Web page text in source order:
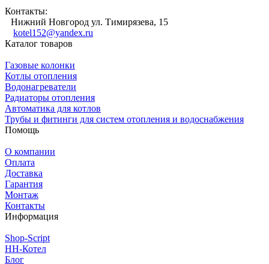
Контакты:
Нижний Новгород ул. Тимирязева, 15
kotel152@yandex.ru
Каталог товаров
Газовые колонки
Котлы отопления
Водонагреватели
Радиаторы отопления
Автоматика для котлов
Трубы и фитинги для систем отопления и водоснабжения
Помощь
О компании
Оплата
Доставка
Гарантия
Монтаж
Контакты
Информация
Shop-Script
НН-Котел
Блог